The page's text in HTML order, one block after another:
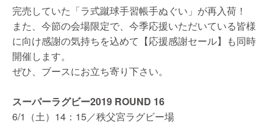
完売していた「ラ式蹴球手習帳手ぬぐい」が再入荷！
また、今節の会場限定で、今季応援いただいている皆様
に向け感謝の気持ちを込めて【応援感謝セール】も同時
開催します。
ぜひ、ブースにお立ち寄り下さい。
スーパーラグビー2019 ROUND 16
6/1（土）14：15／秩父宮ラグビー場